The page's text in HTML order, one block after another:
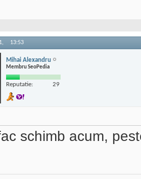
13:53
Mihai Alexandru
Membru SeoPedia
Reputatie: 29
schimb acum,